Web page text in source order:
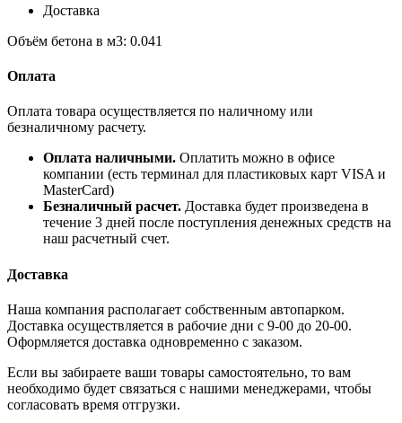
Доставка
Объём бетона в м3: 0.041
Оплата
Оплата товара осуществляется по наличному или
безналичному расчету.
Оплата наличными. Оплатить можно в офисе
компании (есть терминал для пластиковых карт VISA и
MasterCard)
Безналичный расчет. Доставка будет произведена в
течение 3 дней после поступления денежных средств на
наш расчетный счет.
Доставка
Наша компания располагает собственным автопарком.
Доставка осуществляется в рабочие дни с 9-00 до 20-00.
Оформляется доставка одновременно с заказом.
Если вы забираете ваши товары самостоятельно, то вам
необходимо будет связаться с нашими менеджерами, чтобы
согласовать время отгрузки.